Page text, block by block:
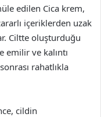
edilen Cica krem,
içeriklerden uzak
Ciltte oluşturduğu
emilir ve kalıntı
rahatlıkla
cildin